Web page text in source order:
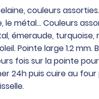
couleurs
métal… Couleurs
émeraude, turquoise,
Pointe large 1.2 mm.
fois sur la pointe
24h puis cuire au